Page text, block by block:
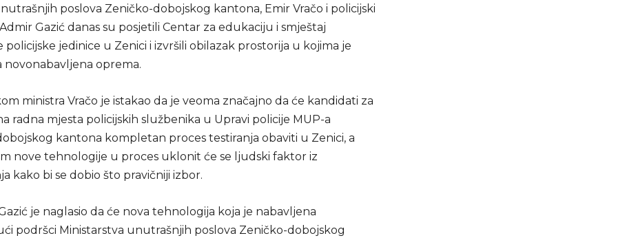
poslova Zeničko-dobojskog kantona, Emir Vračo i policijski
Gazić danas su posjetili Centar za edukaciju i smještaj
policijske jedinice u Zenici i izvršili obilazak prostorija u kojima je
novonabavljena oprema.
ministra Vračo je istakao da je veoma značajno da će kandidati za
radna mjesta policijskih službenika u Upravi policije MUP-a
kantona kompletan proces testiranja obaviti u Zenici, a
nove tehnologije u proces uklonit će se ljudski faktor iz
kako bi se dobio što pravičniji izbor.
je naglasio da će nova tehnologija koja je nabavljena
podršci Ministarstva unutrašnjih poslova Zeničko-dobojskog